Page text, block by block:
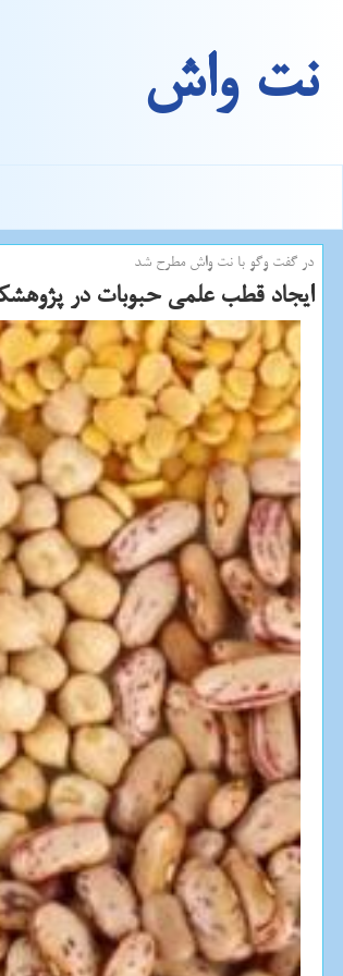
نت واش
در گفت وگو با نت واش مطرح شد
ایجاد قطب علمی حبوبات در